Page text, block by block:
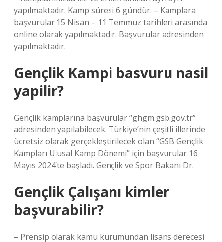
yapılmaktadır. Kamp süresi 6 gündür. – Kamplara
başvurular 15 Nisan – 11 Temmuz tarihleri ​​arasında
online olarak yapılmaktadır. Başvurular adresinden
yapılmaktadır.
Gençlik Kampi basvuru nasil
yapilir?
Gençlik kamplarına başvurular “ghgm.gsb.gov.tr”
adresinden yapılabilecek. Türkiye’nin çeşitli illerinde
ücretsiz olarak gerçekleştirilecek olan “GSB Gençlik
Kampları Ulusal Kamp Dönemi” için başvurular 16
Mayıs 2024’te başladı. Gençlik ve Spor Bakanı Dr.
Gençlik Çalışanı kimler
başvurabilir?
– Prensip olarak kamu kurumundan lisans derecesi